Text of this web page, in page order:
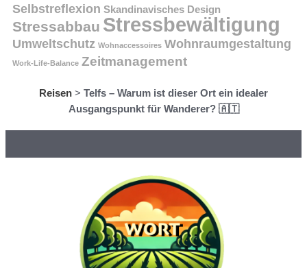
Selbstreflexion Skandinavisches Design
Stressabbau Stressbewältigung
Umweltschutz Wohnaccessoires Wohnraumgestaltung
Work-Life-Balance Zeitmanagement
Reisen > Telfs – Warum ist dieser Ort ein idealer
Ausgangspunkt für Wanderer? 🇦🇹